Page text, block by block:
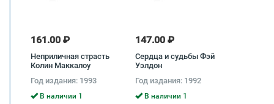
161.00 ₽
Неприличная страсть
Колин Маккалоу
Год издания: 1993
В наличии 1
147.00 ₽
Сердца и судьбы Фэй
Уэлдон
Год издания: 1992
В наличии 1